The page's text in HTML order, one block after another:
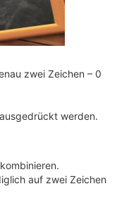
zwei Zeichen – 0
werden.
auf zwei Zeichen